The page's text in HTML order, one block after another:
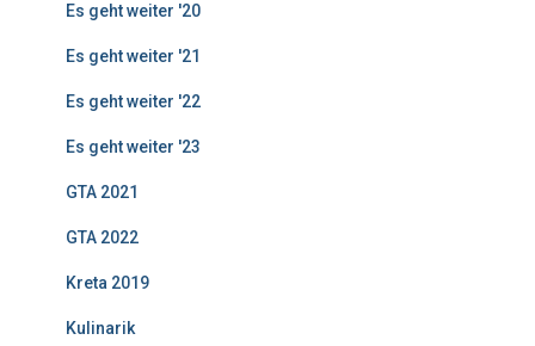
Es geht weiter '20
Es geht weiter '21
Es geht weiter '22
Es geht weiter '23
GTA 2021
GTA 2022
Kreta 2019
Kulinarik